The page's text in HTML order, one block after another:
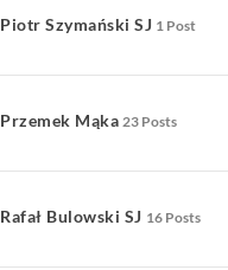
Piotr Szymański SJ 1 Post
Przemek Mąka 23 Posts
Rafał Bulowski SJ 16 Posts